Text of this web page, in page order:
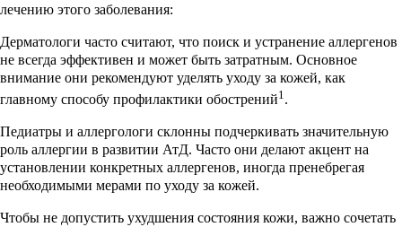
лечению этого заболевания:
Дерматологи часто считают, что поиск и устранение аллергенов
не всегда эффективен и может быть затратным. Основное
внимание они рекомендуют уделять уходу за кожей, как
главному способу профилактики обострений1 .
Педиатры и аллергологи склонны подчеркивать значительную
роль аллергии в развитии АтД. Часто они делают акцент на
установлении конкретных аллергенов, иногда пренебрегая
необходимыми мерами по уходу за кожей.
Чтобы не допустить ухудшения состояния кожи, важно сочетать